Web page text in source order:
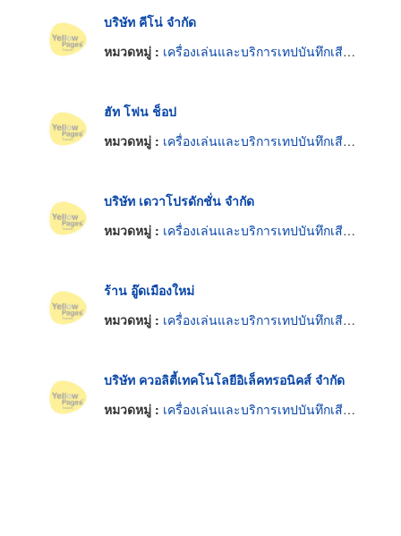
บริษัท คีโน่ จำกัด
หมวดหมู่ : เครื่องเล่นและบริการเทปบันทึกเสียงและเทปโทรทัศน์
ฮัท โฟน ช็อป
หมวดหมู่ : เครื่องเล่นและบริการเทปบันทึกเสียงและเทปโทรทัศน์
บริษัท เดวาโปรดักชั่น จำกัด
หมวดหมู่ : เครื่องเล่นและบริการเทปบันทึกเสียงและเทปโทรทัศน์
ร้าน อู๊ดเมืองใหม่
หมวดหมู่ : เครื่องเล่นและบริการเทปบันทึกเสียงและเทปโทรทัศน์
บริษัท ควอลิตี้เทคโนโลยีอิเล็คทรอนิคส์ จำกัด
หมวดหมู่ : เครื่องเล่นและบริการเทปบันทึกเสียงและเทปโทรทัศน์